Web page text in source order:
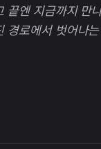
끝엔 지금까지 만
경로에서 벗어나